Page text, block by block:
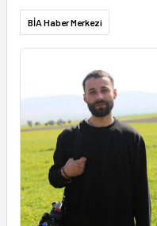
BİA Haber Merkezi